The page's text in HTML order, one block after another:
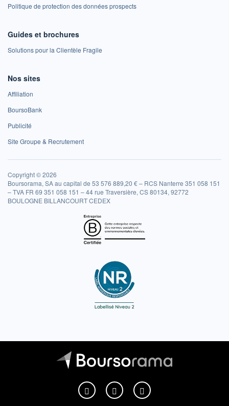
Politique de protection des données prospects
Guides et brochures
Solutions pour la Clientèle Fragile
Nos sites
Affiliation
BoursoBank
Publicité
Site Groupe & Recrutement
Copyright © 2026
Boursorama, SA au capital de 53 576 889,20 € – RCS Nanterre 351 058 151
– TVA FR 69 351 058 151 – 44 rue Traversière, CS 80134, 92772
BOULOGNE BILLANCOURT CEDEX
Boursorama sur Facebook
Boursorama sur XBoursorama sur